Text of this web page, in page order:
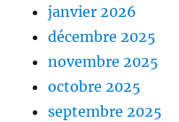
janvier 2026
décembre 2025
novembre 2025
octobre 2025
septembre 2025